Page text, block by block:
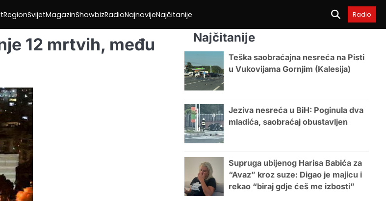
RegionSvijetMagazinShowbizRadioNajnovijeNajčitanije Radio
12 mrtvih, među
Najčitanije
Teška saobraćajna nesreća na Pisti
u Vukovijama Gornjim (Kalesija)
Jeziva nesreća u BiH: Poginula dva
mladića, saobraćaj obustavljen
Supruga ubijenog Harisa Babića za
“Avaz” kroz suze: Digao je majicu i
rekao “biraj gdje ćeš me izbosti”